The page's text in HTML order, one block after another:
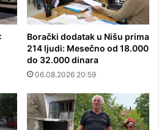
Borački dodatak u Nišu prima
214 ljudi: Mesečno od 18.000
do 32.000 dinara
06.08.2026 20:59